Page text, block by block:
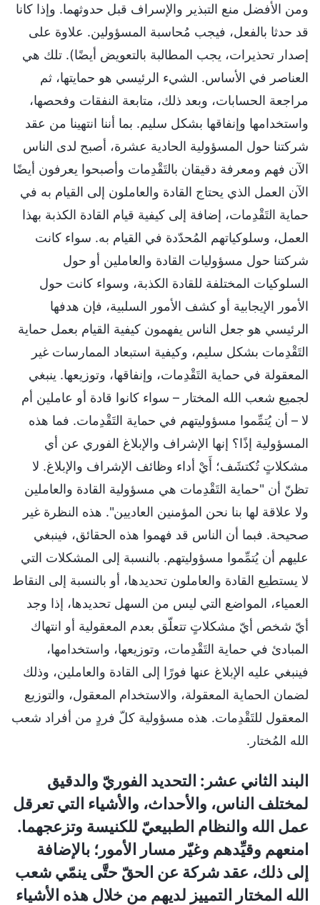
ومن الأفضل منع التبذير والإسراف قبل حدوثهما. وإذا كانا
قد حدثا بالفعل، فيجب مُحاسبة المسؤولين. علاوة على
إصدار تحذيرات، يجب المطالبة بالتعويض أيضًا). تلك هي
العناصر في الأساس. الشيء الرئيسي هو حمايتها، ثم
مراجعة الحسابات، وبعد ذلك، متابعة النفقات وفحصها،
واستخدامها وإنفاقها بشكل سليم. بما أننا انتهينا من عقد
شركتنا حول المسؤولية الحادية عشرة، أصبح لدى الناس
الآن فهم ومعرفة دقيقان بالتَقْدِمات وأصبحوا يعرفون أيضًا
الآن العمل الذي يحتاج القادة والعاملون إلى القيام به في
حماية التَقْدِمات، إضافة إلى كيفية قيام القادة الكذبة بهذا
العمل، وسلوكياتهم المُحدّدة في القيام به. سواء كانت
شركتنا حول مسؤوليات القادة والعاملين أو حول
السلوكيات المختلفة للقادة الكذبة، وسواء كانت حول
الأمور الإيجابية أو كشف الأمور السلبية، فإن هدفها
الرئيسي هو جعل الناس يفهمون كيفية القيام بعمل حماية
التَقْدِمات بشكل سليم، وكيفية استبعاد الممارسات غير
المعقولة في حماية التَقْدِمات، وإنفاقها، وتوزيعها. ينبغي
لجميع شعب الله المختار – سواء كانوا قادة أو عاملين أم
لا – أن يُتمِّموا مسؤوليتهم في حماية التَقْدِمات. فما هذه
المسؤولية إذًا؟ إنها الإشراف والإبلاغ الفوري عن أي
مشكلاتٍ تُكتشَف؛ أَيْ أداء وظائف الإشراف والإبلاغ. لا
تظنّ أن "حماية التَقْدِمات هي مسؤولية القادة والعاملين
ولا علاقة لها بنا نحن المؤمنين العاديين". هذه النظرة غير
صحيحة. فبما أن الناس قد فهموا هذه الحقائق، فينبغي
عليهم أن يُتمِّموا مسؤوليتهم. بالنسبة إلى المشكلات التي
لا يستطيع القادة والعاملون تحديدها، أو بالنسبة إلى النقاط
العمياء، المواضع التي ليس من السهل تحديدها، إذا وجد
أيّ شخص أيّ مشكلاتٍ تتعلّق بعدم المعقولية أو انتهاك
المبادئ في حماية التَقْدِمات، وتوزيعها، واستخدامها،
فينبغي عليه الإبلاغ عنها فورًا إلى القادة والعاملين، وذلك
لضمان الحماية المعقولة، والاستخدام المعقول، والتوزيع
المعقول للتَقْدِمات. هذه مسؤولية كلّ فردٍ من أفراد شعب
الله المُختار.
البند الثاني عشر: التحديد الفوريّ والدقيق
لمختلف الناس، والأحداث، والأشياء التي تعرقل
عمل الله والنظام الطبيعيّ للكنيسة وتزعجهما.
امنعهم وقيِّدهم وغيّر مسار الأمور؛ بالإضافة
إلى ذلك، عقد شركة عن الحقّ حتَّى ينمّي شعب
الله المختار التمييز لديهم من خلال هذه الأشياء